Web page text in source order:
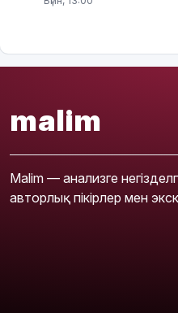
malim
Malim — анализге
авторлық пікірлер мен